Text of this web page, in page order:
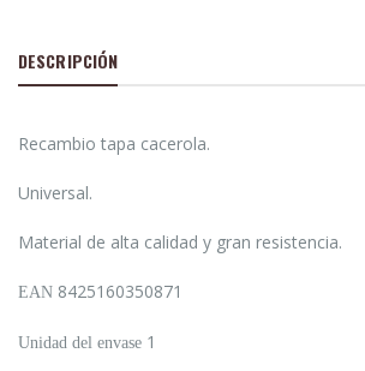
DESCRIPCIÓN
Recambio tapa cacerola.
Universal.
Material de alta calidad y gran resistencia.
EAN 8425160350871
Unidad del envase 1